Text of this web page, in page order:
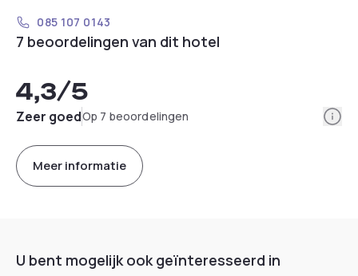
085 107 0143
7 beoordelingen van dit hotel
4,3/5
Zeer goedOp 7 beoordelingen
Meer informatie
U bent mogelijk ook geïnteresseerd in